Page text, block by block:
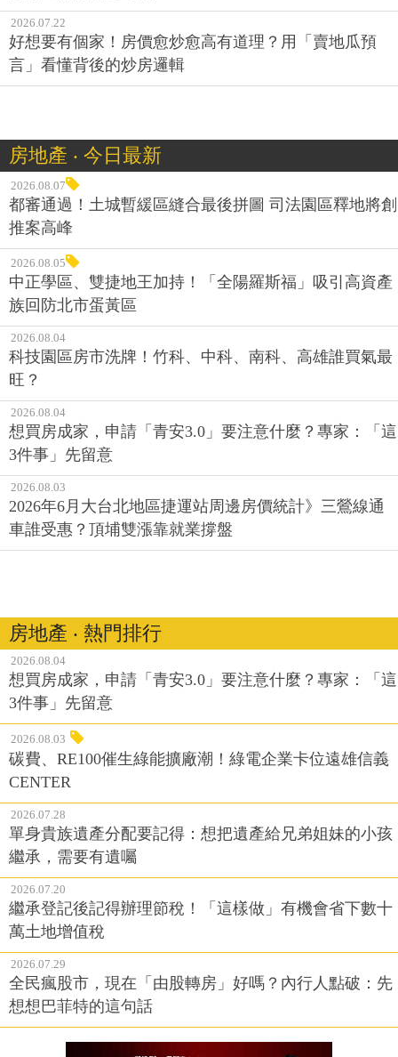
2026.07.22
好想要有個家！房價愈炒愈高有道理？用「賣地瓜預
言」看懂背後的炒房邏輯
房地產 ‧ 今日最新
2026.08.07
都審通過！土城暫緩區縫合最後拼圖 司法園區釋地將創
推案高峰
2026.08.05
中正學區、雙捷地王加持！「全陽羅斯福」吸引高資產
族回防北市蛋黃區
2026.08.04
科技園區房市洗牌！竹科、中科、南科、高雄誰買氣最
旺？
2026.08.04
想買房成家，申請「青安3.0」要注意什麼？專家：「這
3件事」先留意
2026.08.03
2026年6月大台北地區捷運站周邊房價統計》三鶯線通
車誰受惠？頂埔雙漲靠就業撐盤
房地產 ‧ 熱門排行
2026.08.04
想買房成家，申請「青安3.0」要注意什麼？專家：「這
3件事」先留意
2026.08.03
碳費、RE100催生綠能擴廠潮！綠電企業卡位遠雄信義
CENTER
2026.07.28
單身貴族遺產分配要記得：想把遺產給兄弟姐妹的小孩
繼承，需要有遺囑
2026.07.20
繼承登記後記得辦理節稅！「這樣做」有機會省下數十
萬土地增值稅
2026.07.29
全民瘋股市，現在「由股轉房」好嗎？內行人點破：先
想想巴菲特的這句話